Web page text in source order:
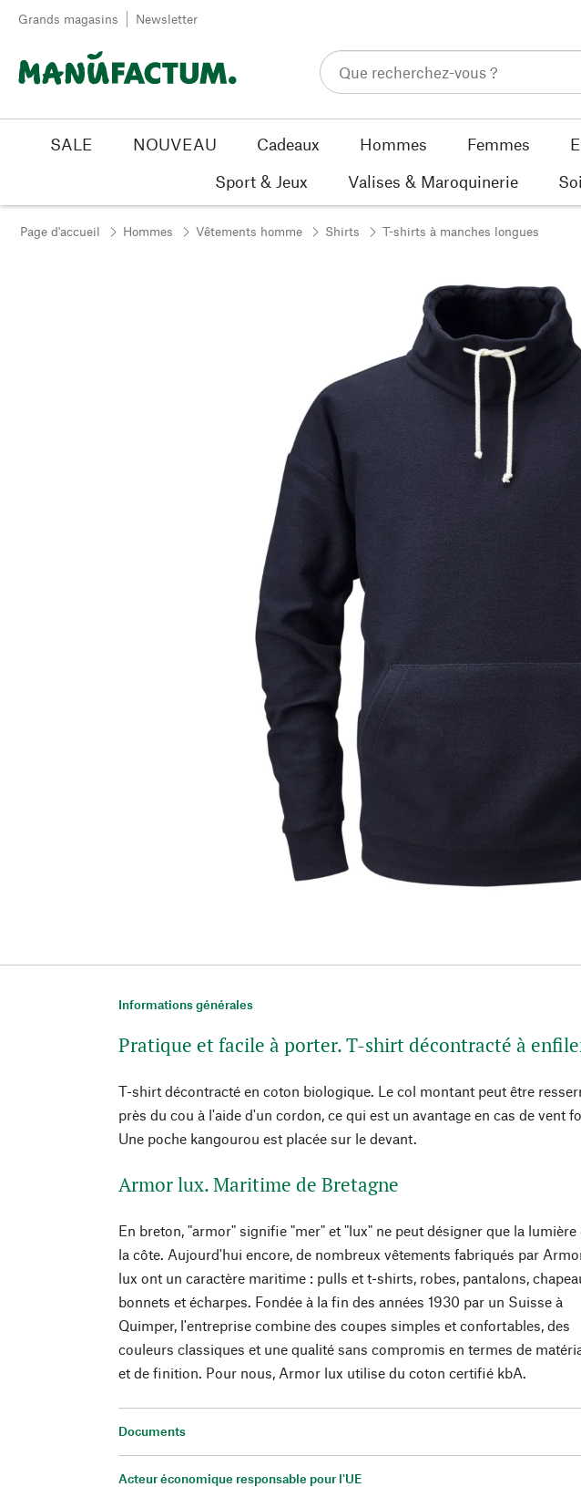
Passer au contenu
Grands magasins Newsletter
SALE NOUVEAU Cadeaux Hommes Femmes
Sport & Jeux
Valises & Maroquinerie
Page d'accueil Hommes Vêtements homme Shirts T-shirts à manches longues
Informations générales
Pratique et facile à porter. T-shirt décontracté à
T-shirt décontracté en coton biologique. Le col montant peut être
près du cou à l'aide d'un cordon, ce qui est un avantage en cas de vent
Une poche kangourou est placée sur le devant.
Armor lux. Maritime de Bretagne
En breton, "armor" signifie "mer" et "lux" ne peut désigner que la lumière
la côte. Aujourd'hui encore, de nombreux vêtements fabriqués par
lux ont un caractère maritime : pulls et t-shirts, robes, pantalons,
bonnets et écharpes. Fondée à la fin des années 1930 par un Suisse à
Quimper, l'entreprise combine des coupes simples et confortables, des
couleurs classiques et une qualité sans compromis en termes de
et de finition. Pour nous, Armor lux utilise du coton certifié kbA.
Documents
Acteur économique responsable pour l'UE